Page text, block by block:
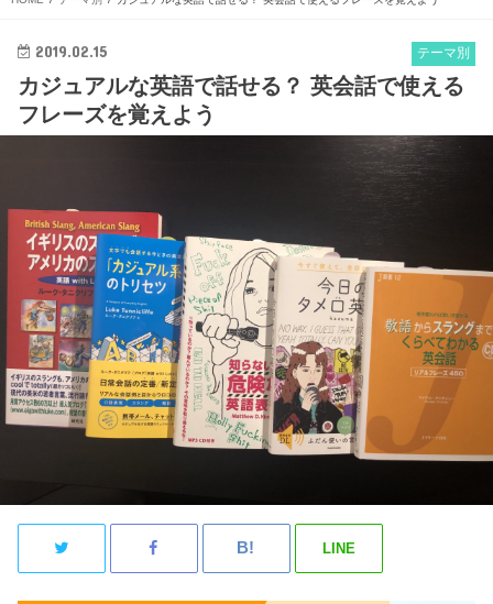
テーマ別
2019.02.15
カジュアルな英語で話せる？ 英会話で使える
フレーズを覚えよう
LINE